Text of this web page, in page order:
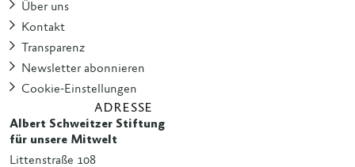
Über uns
Kontakt
Transparenz
Newsletter abonnieren
Cookie-Einstellungen
ADRESSE
Albert Schweitzer Stiftung
für unsere Mitwelt
Littenstraße 108